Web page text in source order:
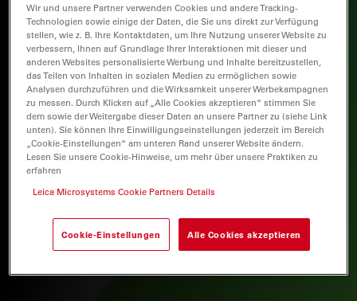
Wir und unsere Partner verwenden Cookies und andere Tracking-
Technologien sowie einige der Daten, die Sie uns direkt zur Verfügung
stellen, wie z. B. Ihre Kontaktdaten, um Ihre Nutzung unserer Website zu
verbessern, Ihnen auf Grundlage Ihrer Interaktionen mit dieser und
anderen Websites personalisierte Werbung und Inhalte bereitzustellen,
das Teilen von Inhalten in sozialen Medien zu ermöglichen sowie
Analysen durchzuführen und die Wirksamkeit unserer Werbekampagnen
zu messen. Durch Klicken auf „Alle Cookies akzeptieren“ stimmen Sie
dem sowie der Weitergabe dieser Daten an unsere Partner zu (siehe Link
unten). Sie können Ihre Einwilligungseinstellungen jederzeit im Bereich
„Cookie-Einstellungen“ am unteren Rand unserer Website ändern.
Lesen Sie unsere Cookie-Hinweise, um mehr über unsere Praktiken zu
erfahren
Leica Microsystems Cookie Partners Details
Cookie-Einstellungen Alle Cookies akzeptieren